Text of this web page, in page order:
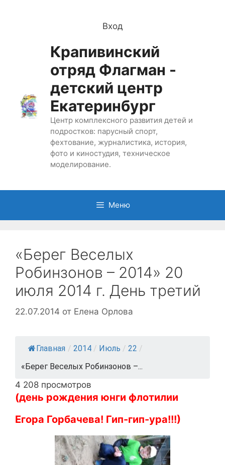
Вход
Крапивинский
отряд Флагман -
детский центр
Екатеринбург
Центр комплексного развития детей и
подростков: парусный спорт,
фехтование, журналистика, история,
фото и киностудия, техническое
моделирование.
Меню
«Берег Веселых
Робинзонов – 2014» 20
июля 2014 г. День третий
22.07.2014 от Елена Орлова
Главная / 2014 / Июль / 22 /
«Берег Веселых Робинзонов –...
4 208 просмотров
(день рождения юнги флотилии
Егора Горбачева! Гип-гип-ура!!!)